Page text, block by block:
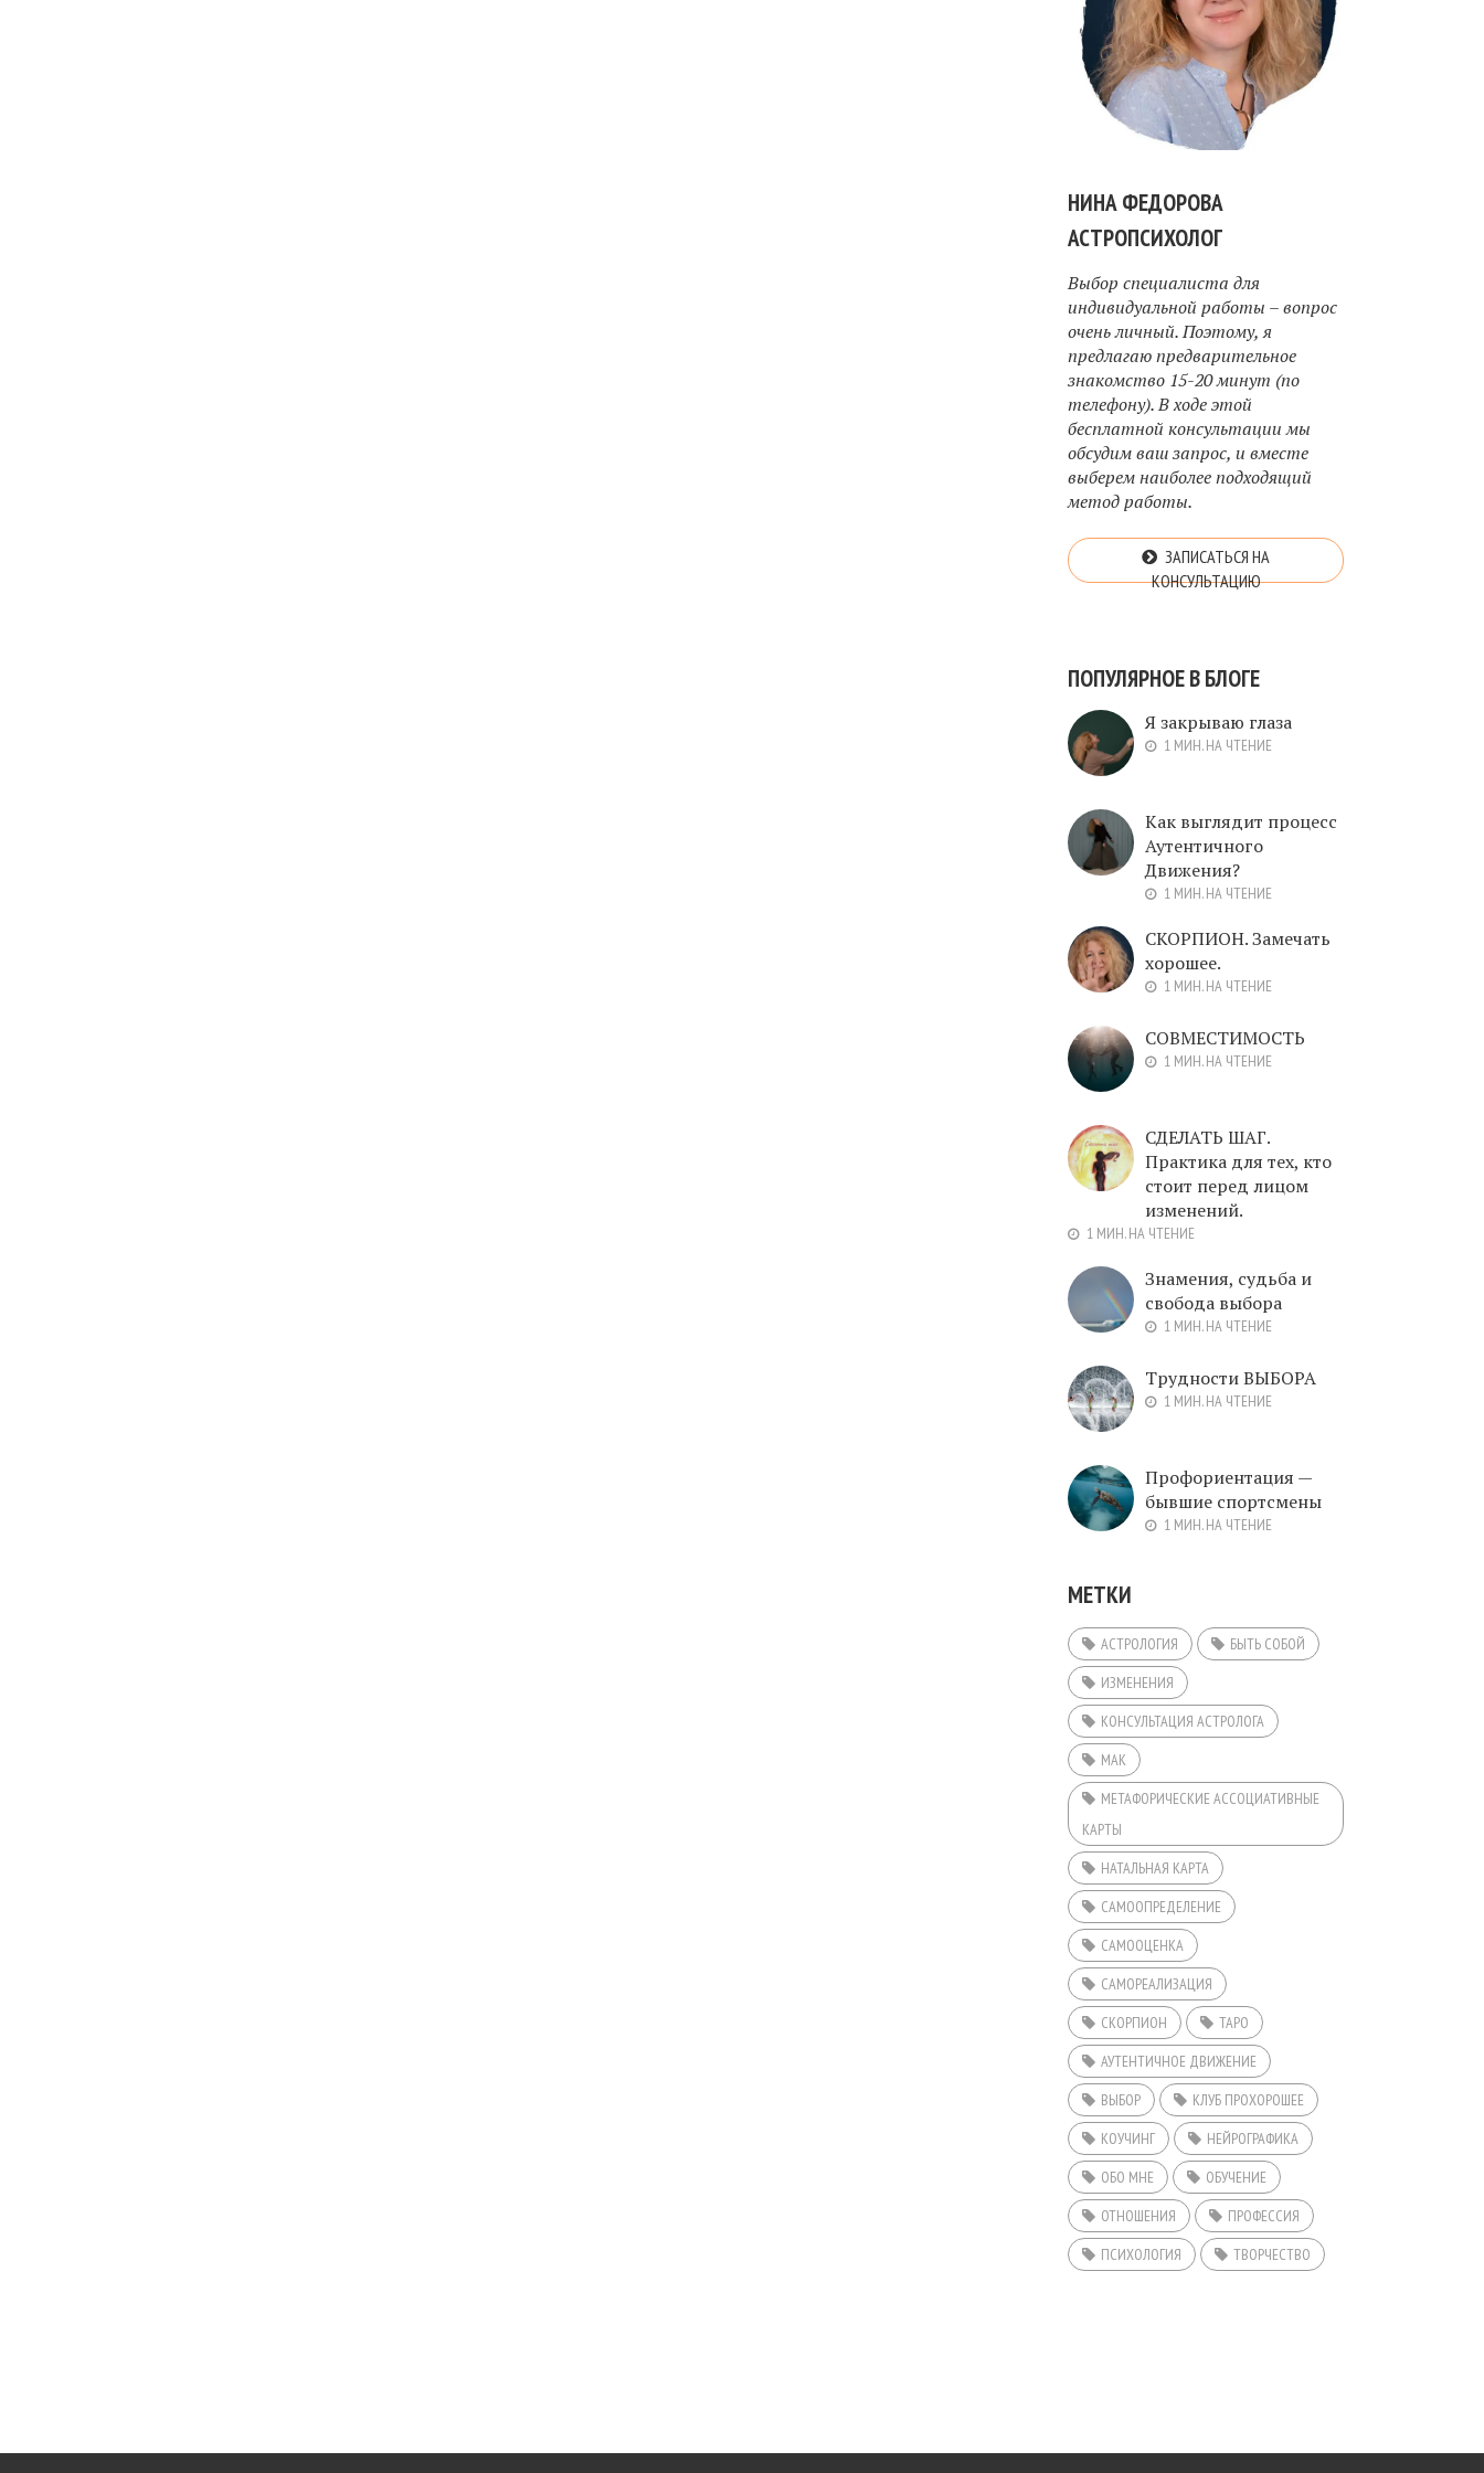
НИНА ФЕДОРОВА
АСТРОПСИХОЛОГ
Выбор специалиста для
индивидуальной работы – вопрос
очень личный. Поэтому, я
предлагаю предварительное
знакомство 15-20 минут (по
телефону). В ходе этой
бесплатной консультации мы
обсудим ваш запрос, и вместе
выберем наиболее подходящий
метод работы.
ЗАПИСАТЬСЯ НА
КОНСУЛЬТАЦИЮ
ПОПУЛЯРНОЕ В БЛОГЕ
Я закрываю глаза
1 МИН. НА ЧТЕНИЕ
Как выглядит процесс
Аутентичного
Движения?
1 МИН. НА ЧТЕНИЕ
СКОРПИОН. Замечать
хорошее.
1 МИН. НА ЧТЕНИЕ
СОВМЕСТИМОСТЬ
1 МИН. НА ЧТЕНИЕ
СДЕЛАТЬ ШАГ.
Практика для тех, кто
стоит перед лицом
изменений.
1 МИН. НА ЧТЕНИЕ
Знамения, судьба и
свобода выбора
1 МИН. НА ЧТЕНИЕ
Трудности ВЫБОРА
1 МИН. НА ЧТЕНИЕ
Профориентация —
бывшие спортсмены
1 МИН. НА ЧТЕНИЕ
МЕТКИ
АСТРОЛОГИЯ
БЫТЬ СОБОЙ
ИЗМЕНЕНИЯ
КОНСУЛЬТАЦИЯ АСТРОЛОГА
МАК
МЕТАФОРИЧЕСКИЕ АССОЦИАТИВНЫЕ
КАРТЫ
НАТАЛЬНАЯ КАРТА
САМООПРЕДЕЛЕНИЕ
САМООЦЕНКА
САМОРЕАЛИЗАЦИЯ
СКОРПИОН
ТАРО
АУТЕНТИЧНОЕ ДВИЖЕНИЕ
ВЫБОР
КЛУБ ПРОХОРОШЕЕ
КОУЧИНГ
НЕЙРОГРАФИКА
ОБО МНЕ
ОБУЧЕНИЕ
ОТНОШЕНИЯ
ПРОФЕССИЯ
ПСИХОЛОГИЯ
ТВОРЧЕСТВО